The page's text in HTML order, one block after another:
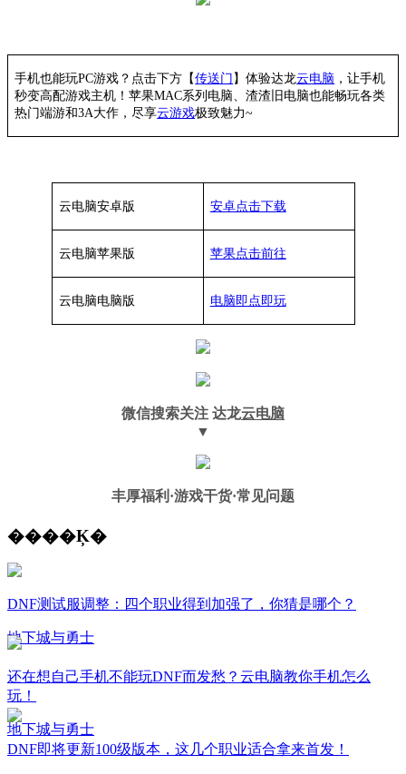
手机也能玩PC游戏？点击下方【传送门 】体验达龙云电脑 ，让手机
秒变高配游戏主机 ！苹果MAC系列电脑、渣渣旧电脑也能畅玩各类
热门端游和3A大作， 尽享云游戏极致魅力~
云电脑安卓版 安卓点击下载
云电脑苹果版 苹果点击前往
云电脑电脑版 电脑即点即玩
微信搜索关注 达龙云电脑
▼
丰厚福利 ·游戏干货·常见问题
����Ķ�
DNF测试服调整：四个职业得到加强了，你猜是哪个？
地下城与勇士
还在想自己手机不能玩DNF而发愁？云电脑教你手机怎么
玩！
地下城与勇士
DNF即将更新100级版本，这几个职业适合拿来首发！